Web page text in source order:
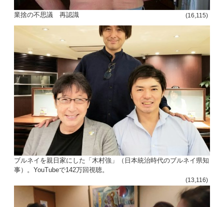
業捨の不思議 再認識 (16,115)
ブルネイを親日家にした「木村強」（日本統治時代のブルネイ県知
事）。YouTubeで142万回視聴。
(13,116)